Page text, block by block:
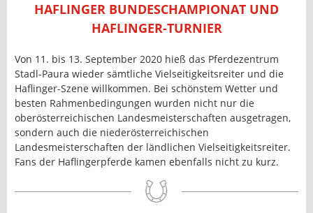
HAFLINGER BUNDESCHAMPIONAT UND
HAFLINGER-TURNIER
Von 11. bis 13. September 2020 hieß das Pferdezentrum
Stadl-Paura wieder sämtliche Vielseitigkeitsreiter und die
Haflinger-Szene willkommen. Bei schönstem Wetter und
besten Rahmenbedingungen wurden nicht nur die
oberösterreichischen Landesmeisterschaften ausgetragen,
sondern auch die niederösterreichischen
Landesmeisterschaften der ländlichen Vielseitigkeitsreiter.
Fans der Haflingerpferde kamen ebenfalls nicht zu kurz.